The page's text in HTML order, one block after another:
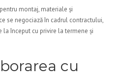
montaj, materiale și
se negociază în cadrul contractului,
început cu privire la termene și
cu